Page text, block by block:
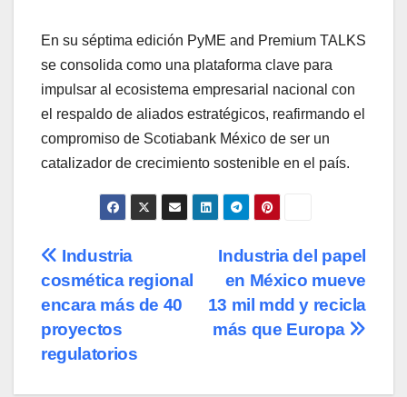
En su séptima edición PyME and Premium TALKS
se consolida como una plataforma clave para
impulsar al ecosistema empresarial nacional con
el respaldo de aliados estratégicos, reafirmando el
compromiso de Scotiabank México de ser un
catalizador de crecimiento sostenible en el país.
Navegación
de
entradas
Industria del papel
en México mueve
13 mil mdd y recicla
más que Europa
Industria
cosmética regional
encara más de 40
proyectos
regulatorios